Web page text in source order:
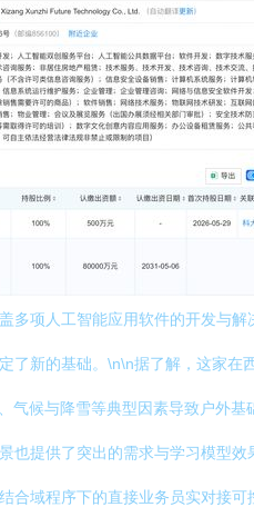
项人工智能应用软件的开发与
新的基础。\n\n据了解，这家在
候与降雪等典型因素导致户外
提供了突出的需求与学习模型
域程序下的直接业务员实对接